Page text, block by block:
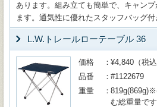
あります。組み立ても簡単で、キャン
ます。通気性に優れたスタッフバッグ付
L.W.トレールローテーブル 36
価格
¥4,840（税込
品番
#1122679
重量
む総重量です